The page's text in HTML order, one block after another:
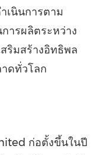
เนินการตาม
ารผลิตระหว่าง
ริมสร้างอิทธิพล
ดทั่วโลก
ก่อตั้งขึ้นในปี